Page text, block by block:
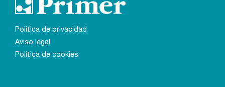
Política de privacidad
Aviso legal
Política de cookies